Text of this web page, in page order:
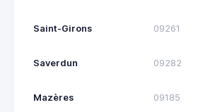
Saint-Girons 09261
Saverdun 09282
Mazères 09185